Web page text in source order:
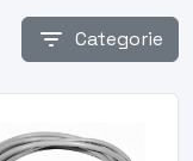
filter_list Categorie